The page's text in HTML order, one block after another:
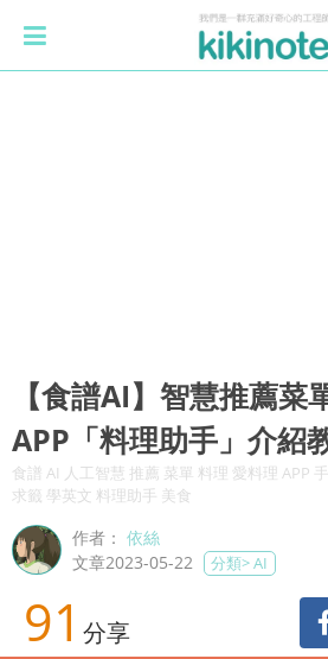
【食譜AI】智慧推薦菜
APP「料理助手」介紹
食譜 AI 人工智慧 推薦 菜單 料理 愛料理 APP
求籤 學英文 料理助手 美食
作者：依絲
文章2023-05-22
分類>AI
91 分享